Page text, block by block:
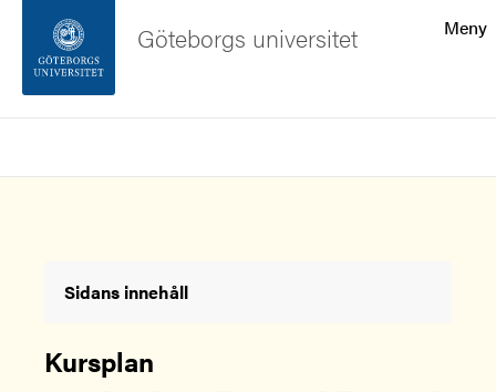
Sidfoten
Meny
Göteborgs universitet
Sidans innehåll
Kursplan